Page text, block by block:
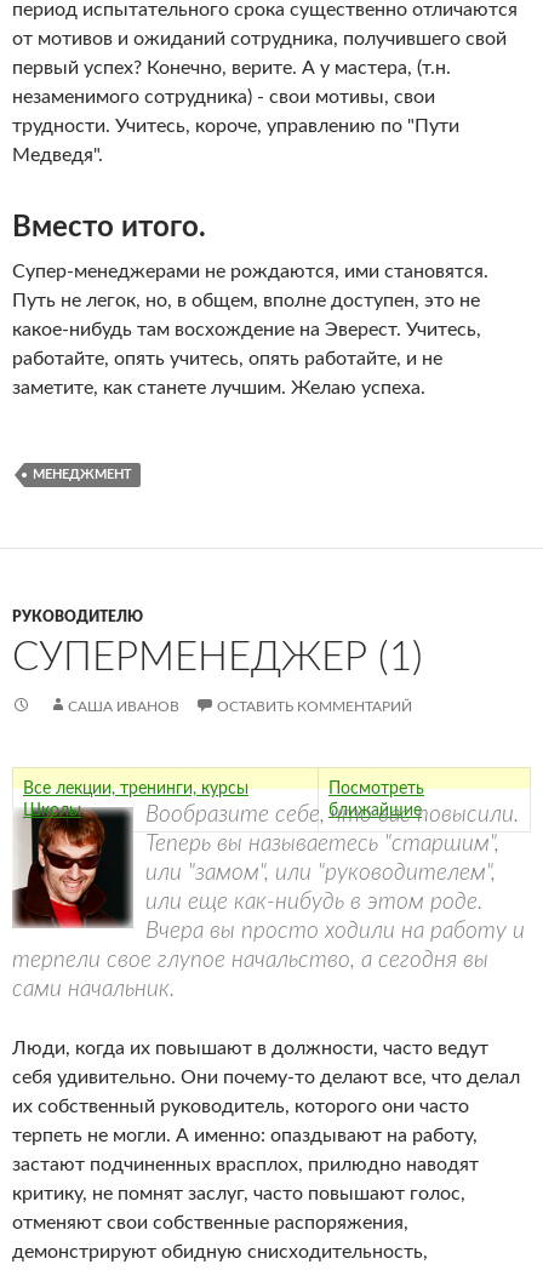
период испытательного срока существенно отличаются
от мотивов и ожиданий сотрудника, получившего свой
первый успех? Конечно, верите. А у мастера, (т.н.
незаменимого сотрудника) - свои мотивы, свои
трудности. Учитесь, короче, управлению по "Пути
Медведя".
Вместо итого.
Супер-менеджерами не рождаются, ими становятся.
Путь не легок, но, в общем, вполне доступен, это не
какое-нибудь там восхождение на Эверест. Учитесь,
работайте, опять учитесь, опять работайте, и не
заметите, как станете лучшим. Желаю успеха.
МЕНЕДЖМЕНТ
РУКОВОДИТЕЛЮ
СУПЕРМЕНЕДЖЕР (1)
САША ИВАНОВ ОСТАВИТЬ КОММЕНТАРИЙ
Все лекции, тренинги, курсы
Школы
Посмотреть
ближайшие
Вообразите себе, что вас повысили.
Теперь вы называетесь "старшим",
или "замом", или "руководителем",
или еще как-нибудь в этом роде.
Вчера вы просто ходили на работу и
терпели свое глупое начальство, а сегодня вы
сами начальник.
Люди, когда их повышают в должности, часто ведут
себя удивительно. Они почему-то делают все, что делал
их собственный руководитель, которого они часто
терпеть не могли. А именно: опаздывают на работу,
застают подчиненных врасплох, прилюдно наводят
критику, не помнят заслуг, часто повышают голос,
отменяют свои собственные распоряжения,
демонстрируют обидную снисходительность,